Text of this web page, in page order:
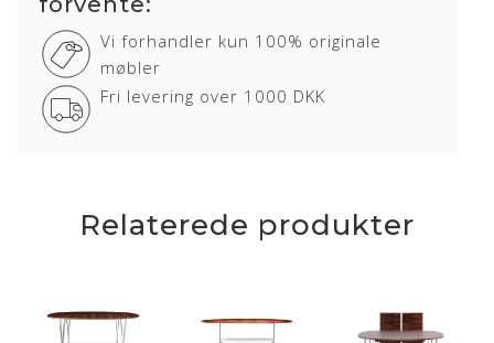
Vi forhandler kun 100% originale
møbler
Fri levering over 1000 DKK
Relaterede produkter